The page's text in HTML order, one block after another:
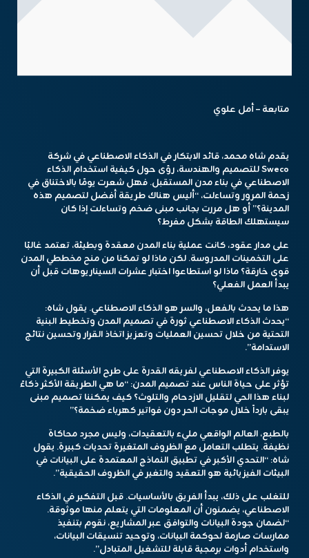
متابعة – أمل علوي
يقدم شاه محمد، قائد الابتكار في الذكاء الاصطناعي في شركة
Sweco للتصميم والهندسة، رؤى حول كيفية استخدام الذكاء
الاصطناعي في بناء مدن المستقبل. فهل شعرت يومًا بالاختناق في
زحمة المرور وتساءلت، “أليس هناك طريقة أفضل لتصميم هذه
المدينة؟” أو هل مررت بجانب مبنى ضخم وتساءلت إذا كان
سيستهلك الطاقة بشكل مفرط؟
على مدار عقود، كانت عملية بناء المدن معقدة وبطيئة، تعتمد غالبًا
على التخمينات المدروسة. لكن ماذا لو تمكنا من منح مخططي المدن
قوى خارقة؟ ماذا لو استطاعوا اختبار عشرات السيناريوهات قبل أن
يبدأ العمل الفعلي؟
هذا ما يحدث بالفعل، والسر هو الذكاء الاصطناعي. يقول شاه:
“يحدث الذكاء الاصطناعي ثورة في تصميم المدن وتخطيط البنية
التحتية من خلال تحسين العمليات وتعزيز اتخاذ القرار وتحسين نتائج
الاستدامة”.
يوفر الذكاء الاصطناعي لفريقه القدرة على طرح الأسئلة الكبيرة التي
تؤثر على حياة الناس عند تصميم المدن: “ما هي الطريقة الأكثر ذكاءً
لبناء هذا الحي لتقليل الازدحام والتلوث؟ كيف يمكننا تصميم مبنى
يبقى بارداً خلال موجات الحر دون فواتير كهرباء ضخمة؟”
بالطبع، العالم الواقعي مليء بالتعقيدات، وليس مجرد محاكاة
نظيفة. يتطلب التعامل مع الظروف المتغيرة تحديات كبيرة. يقول
شاه: “التحدي الأكبر في تطبيق النماذج المعتمدة على البيانات في
البيئات الفيزيائية هو التعقيد والتغير في الظروف الحقيقية”.
للتغلب على ذلك، يبدأ الفريق بالأساسيات. قبل التفكير في الذكاء
الاصطناعي، يضمنون أن المعلومات التي يتعلم منها موثوقة.
“لضمان جودة البيانات والتوافق عبر المشاريع، نقوم بتنفيذ
ممارسات صارمة لحوكمة البيانات، وتوحيد تنسيقات البيانات،
واستخدام أدوات برمجية قابلة للتشغيل المتبادل”.